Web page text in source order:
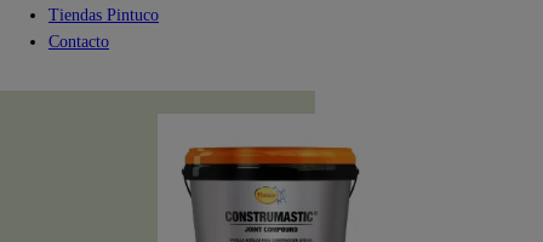
Tiendas Pintuco
Contacto